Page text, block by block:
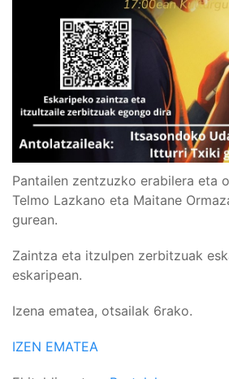
Pantailen zentzuzko erabilera eta
Telmo Lazkano eta Maitane
gurean.
Zaintza eta itzulpen zerbitzuak
eskaripean.
Izena ematea, otsailak 6rako.
IZEN EMATEA